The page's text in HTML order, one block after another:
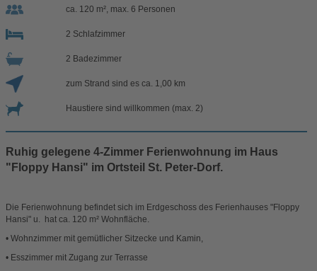
ca. 120 m², max. 6 Personen
2 Schlafzimmer
2 Badezimmer
zum Strand sind es ca. 1,00 km
Haustiere sind willkommen (max. 2)
Ruhig gelegene 4-Zimmer Ferienwohnung im Haus
"Floppy Hansi" im Ortsteil St. Peter-Dorf.
Die Ferienwohnung befindet sich im Erdgeschoss des Ferienhauses "Floppy
Hansi" u. hat ca. 120 m² Wohnfläche.
• Wohnzimmer mit gemütlicher Sitzecke und Kamin,
• Esszimmer mit Zugang zur Terrasse